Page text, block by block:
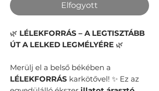
Elfogyott
🌿 LÉLEKFORRÁS – A LEGTISZTÁBB
ÚT A LELKED LEGMÉLYÉRE 🌿
Merülj el a belső békében a
LÉLEKFORRÁS karkötővel! ✨ Ez az